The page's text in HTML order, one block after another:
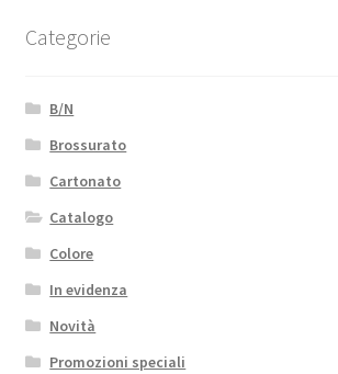
Categorie
B/N
Brossurato
Cartonato
Catalogo
Colore
In evidenza
Novità
Promozioni speciali